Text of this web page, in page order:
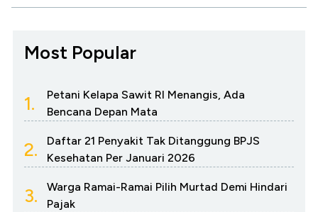
Most Popular
1.
Petani Kelapa Sawit RI Menangis, Ada
Bencana Depan Mata
2.
Daftar 21 Penyakit Tak Ditanggung BPJS
Kesehatan Per Januari 2026
3.
Warga Ramai-Ramai Pilih Murtad Demi Hindari
Pajak